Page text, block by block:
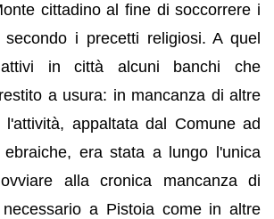
cittadino al fine di soccorrere i
secondo i precetti religiosi. A quel
in città alcuni banchi che
a usura: in mancanza di altre
l'attività, appaltata dal Comune ad
ebraiche, era stata a lungo l'unica
alla cronica mancanza di
a Pistoia come in altre